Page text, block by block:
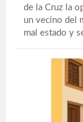
de la Cruz la
un vecino del
mal estado y